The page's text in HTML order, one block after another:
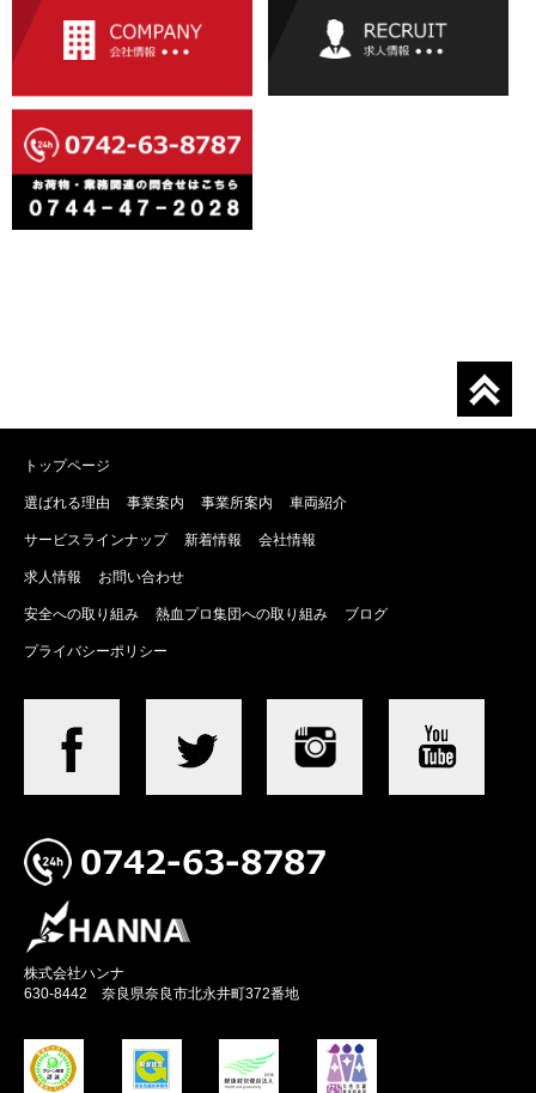
トップページ
選ばれる理由 事業案内 事業所案内 車両紹介
サービスラインナップ 新着情報 会社情報
求人情報 お問い合わせ
安全への取り組み 熱血プロ集団への取り組み ブログ
プライバシーポリシー
株式会社ハンナ
630-8442 奈良県奈良市北永井町372番地